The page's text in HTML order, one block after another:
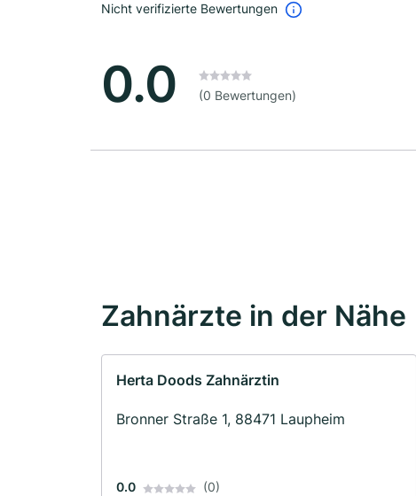
Nicht verifizierte Bewertungen
0.0 (0 Bewertungen)
Zahnärzte in der Nähe
Herta Doods Zahnärztin
Bronner Straße 1, 88471 Laupheim
0.0 (0)